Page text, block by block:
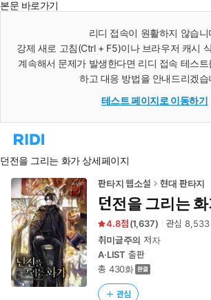
본문 바로가기
리디 접속이 원활하지 않습니
강제 새로 고침(Ctrl + F5)이나 브라우저 캐시
계속해서 문제가 발생한다면 리디 접속 테스
하고 대응 방법을 안내드리겠습
테스트 페이지로 이동하기
리
홈
로
이
동
던전을 그리는 화가 상세페이지
판타지 웹소설 현대 판타지
던전을 그리는
4.8 (1,637) 관심8,533
취미글주의 저자
A·LIST 출판
총 430화
관심